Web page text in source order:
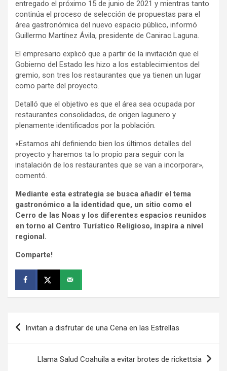
entregado el próximo 15 de junio de 2021 y mientras tanto
continúa el proceso de selección de propuestas para el
área gastronómica del nuevo espacio público, informó
Guillermo Martínez Ávila, presidente de Canirac Laguna.
El empresario explicó que a partir de la invitación que el
Gobierno del Estado les hizo a los establecimientos del
gremio, son tres los restaurantes que ya tienen un lugar
como parte del proyecto.
Detalló que el objetivo es que el área sea ocupada por
restaurantes consolidados, de origen lagunero y
plenamente identificados por la población.
«Estamos ahí definiendo bien los últimos detalles del
proyecto y haremos ta lo propio para seguir con la
instalación de los restaurantes que se van a incorporar»,
comentó.
Mediante esta estrategia se busca añadir el tema
gastronómico a la identidad que, un sitio como el
Cerro de las Noas y los diferentes espacios reunidos
en torno al Centro Turístico Religioso, inspira a nivel
regional.
Comparte!
Navegación
Invitan a disfrutar de una Cena en las Estrellas
Llama Salud Coahuila a evitar brotes de rickettsia